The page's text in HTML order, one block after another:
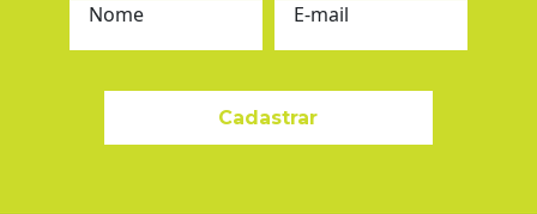
Nome E-mail
Cadastrar